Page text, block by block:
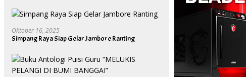
Oktober 16, 2025
Simpang Raya Siap Gelar Jambore Ranting